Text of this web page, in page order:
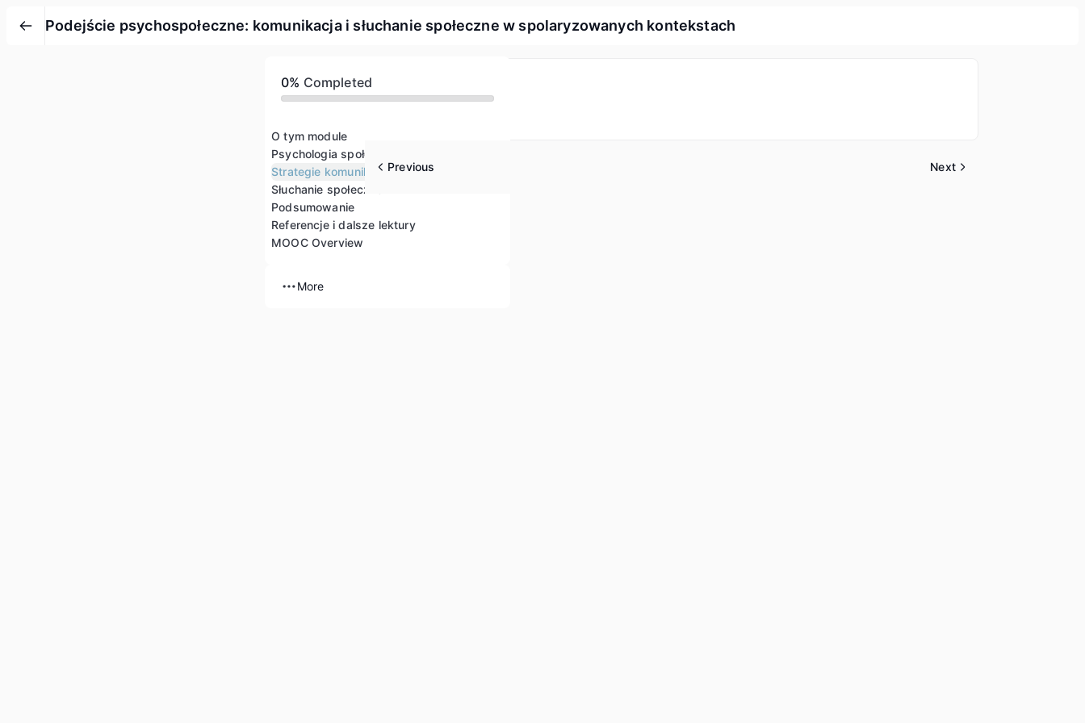
Podejście psychospołeczne: komunikacja i słuchanie społeczne w spolaryzowanych kontekstach
0% Completed
O tym module
Psychologia społeczna grup
Strategie komunikacji
Słuchanie społeczne
Podsumowanie
Referencje i dalsze lektury
MOOC Overview
More
Previous Next